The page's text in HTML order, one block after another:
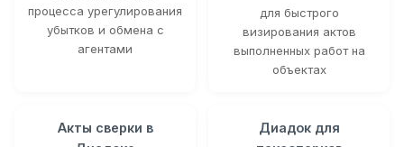
процесса урегулирования
убытков и обмена с
агентами
для быстрого
визирования актов
выполненных работ на
объектах
Акты сверки в
Диадок для